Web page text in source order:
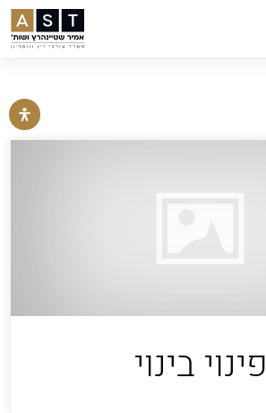
פינוי בינוי